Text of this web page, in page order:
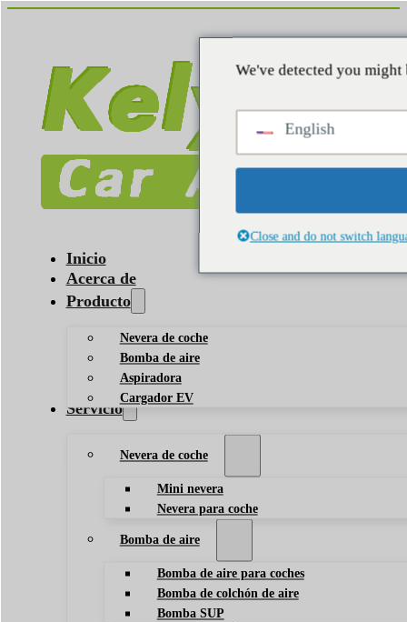
Inicio
Acerca de
Producto
Nevera de coche
Bomba de aire
Aspiradora
Cargador EV
Servicio
Nevera de coche
Mini nevera
Nevera para coche
Bomba de aire
Bomba de aire para coches
Bomba de colchón de aire
Bomba SUP
We've detected you
English
Close and do not switch